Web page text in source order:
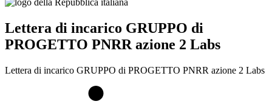
Lettera di incarico GRUPPO di
PROGETTO PNRR azione 2 Labs
Lettera di incarico GRUPPO di PROGETTO PNRR azione 2 Labs